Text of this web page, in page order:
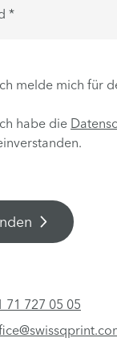
*
melde mich für
habe die
71 727 05 05